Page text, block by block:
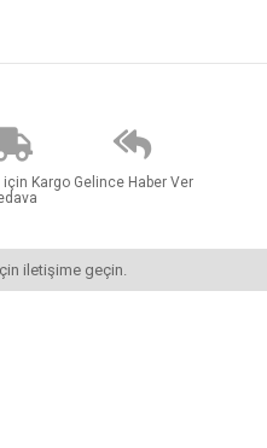
için Kargo Gelince Haber Ver
iletişime geçin.